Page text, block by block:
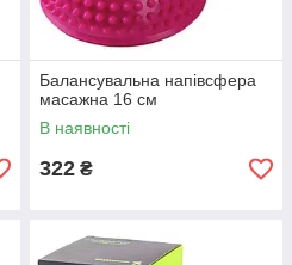
Балансувальна напівсфера
масажна 16 см
В наявності
322 ₴